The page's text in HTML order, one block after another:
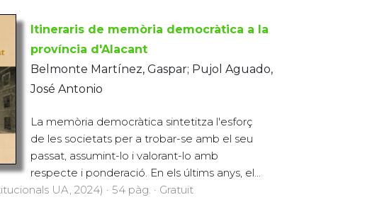
Itineraris de memòria democràtica a la
província d'Alacant
Belmonte Martínez, Gaspar; Pujol Aguado,
José Antonio
La memòria democràtica sintetitza l'esforç
de les societats per a trobar-se amb el seu
passat, assumint-lo i valorant-lo amb
respecte i ponderació. En els últims anys, el...
UA, 2024) · 54 pàg. · Gratuït